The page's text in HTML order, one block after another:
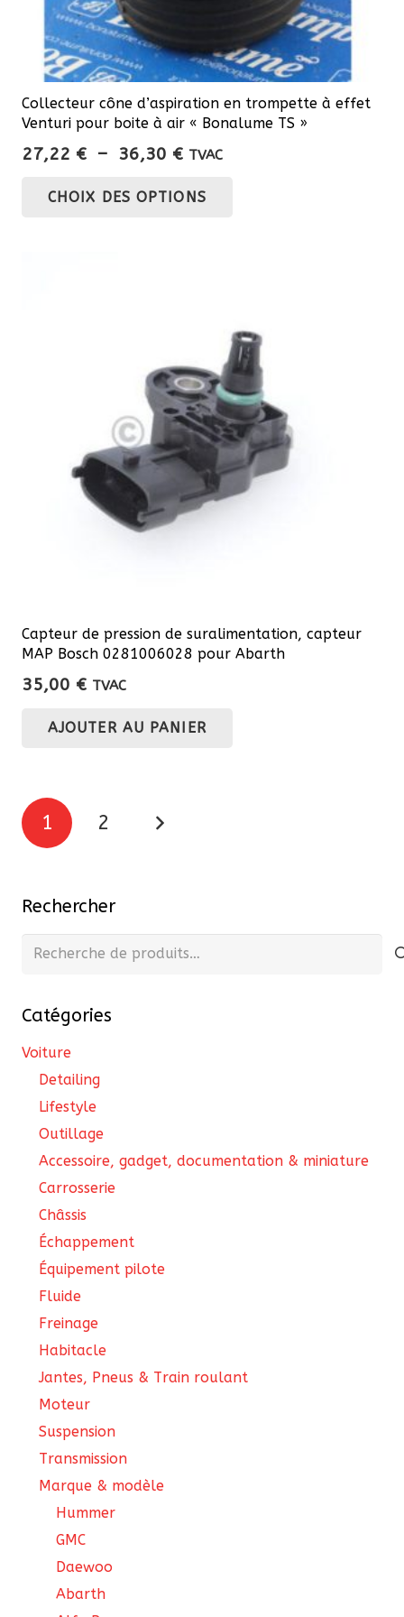
Collecteur cône d’aspiration en trompette à effet
Venturi pour boite à air « Bonalume TS »
27,22 € – 36,30 €Plage
prix :
TVAC
CHOIX DES OPTIONS
options
peuvent
être
choisies
sur
la
page
Capteur de pression de suralimentation, capteur
MAP Bosch 0281006028 pour Abarth
35,00 € TVAC
AJOUTER AU PANIER
Pagination
des
1 2
Rechercher
Recherche
Catégories
Voiture
Detailing
Lifestyle
Outillage
Accessoire, gadget, documentation & miniature
Carrosserie
Châssis
Échappement
Équipement pilote
Fluide
Freinage
Habitacle
Jantes, Pneus & Train roulant
Moteur
Suspension
Transmission
Marque & modèle
Hummer
GMC
Daewoo
Abarth